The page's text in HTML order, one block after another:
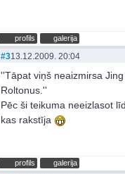
profils galerija
#313.12.2009. 20:04
''Tāpat viņš neaizmirsa
Roltonus.''
Pēc ši teikuma neeizlasot
kas rakstīja
profils galerija